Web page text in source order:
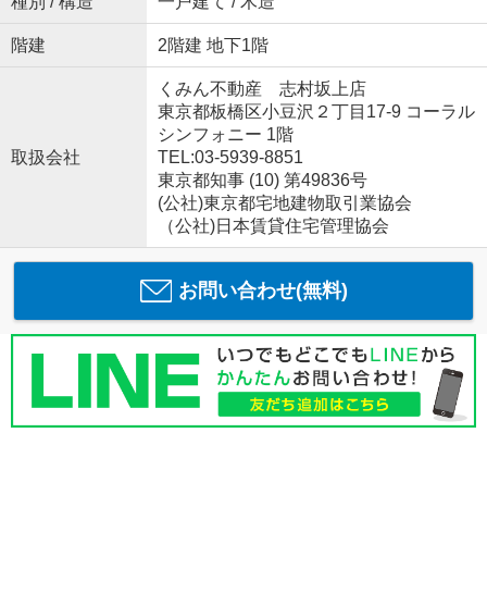
階建 2階建 地下1階
取扱会社
くみん不動産 志村坂上店
東京都板橋区小豆沢２丁目17-9 コーラル
シンフォニー 1階
TEL:03-5939-8851
東京都知事 (10) 第49836号
(公社)東京都宅地建物取引業協会
（公社)日本賃貸住宅管理協会
お問い合わせ(無料)